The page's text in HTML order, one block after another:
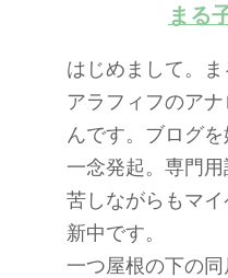
まる
はじめまして。ま
アラフィフのアナ
んです。ブログ
一念発起。専門用
苦しながらもマ
新中です。
一つ屋根の下の同